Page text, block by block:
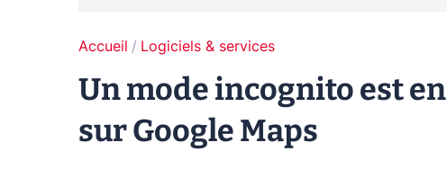
Accueil Logiciels & services
Un mode incognito est
sur Google Maps